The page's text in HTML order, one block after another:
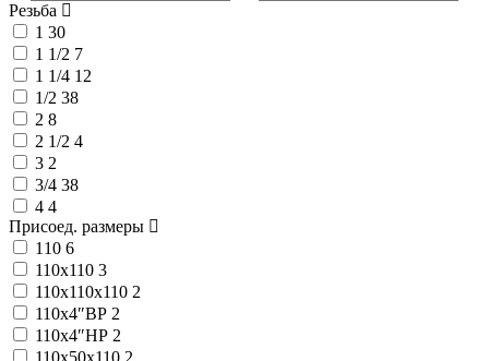
Резьба
1 30
1 1/2 7
1 1/4 12
1/2 38
2 8
2 1/2 4
3 2
3/4 38
4 4
Присоед. размеры
110 6
110x110 3
110x110x110 2
110x4″ВР 2
110x4″НР 2